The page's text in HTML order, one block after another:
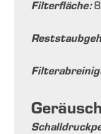
Filterfläche: